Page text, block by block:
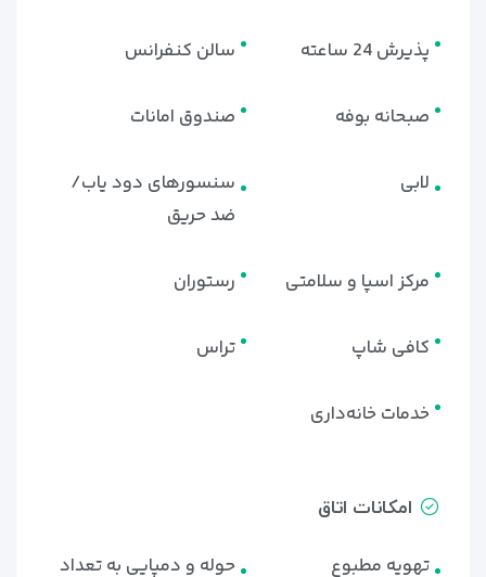
پذیرش 24 ساعته سالن کنفرانس
صبحانه بوفه صندوق امانات
لابی
سنسورهای دود یاب/
ضد حریق
مرکز اسپا و سلامتی رستوران
کافی شاپ تراس
خدمات خانه‌داری
امکانات اتاق
تهویه مطبوع
حوله و دمپایی به تعداد